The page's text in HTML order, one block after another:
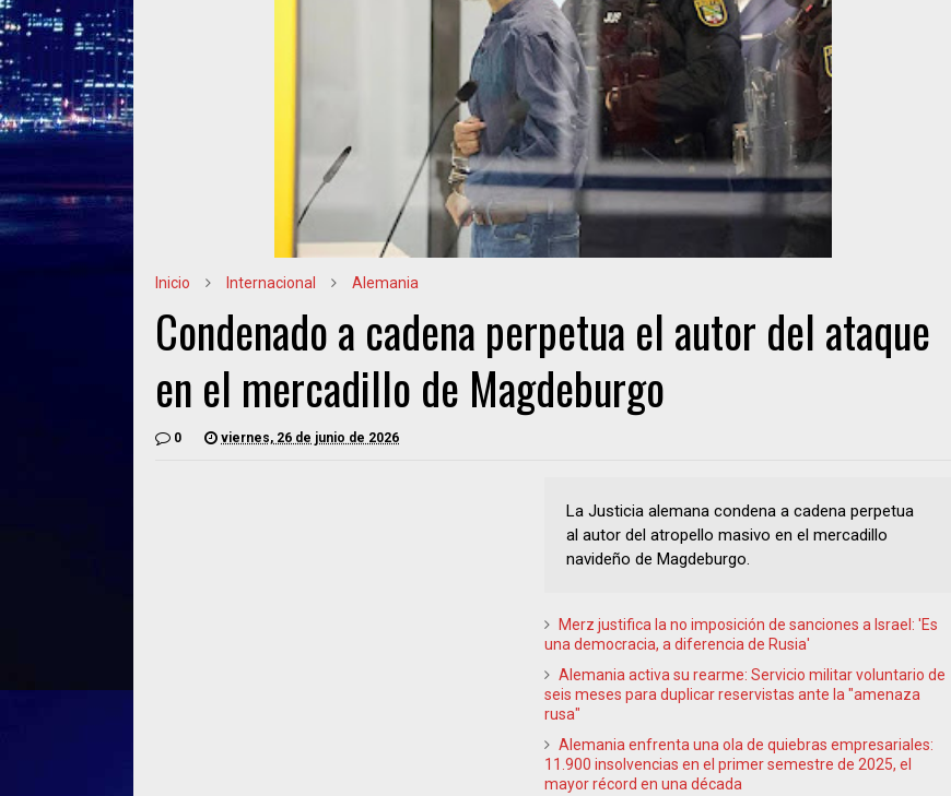
Inicio Internacional Alemania
Condenado a cadena perpetua el autor del ataque
en el mercadillo de Magdeburgo
0 viernes, 26 de junio de 2026
La Justicia alemana condena a cadena perpetua
al autor del atropello masivo en el mercadillo
navideño de Magdeburgo.
Merz justifica la no imposición de sanciones a Israel: 'Es
una democracia, a diferencia de Rusia'
Alemania activa su rearme: Servicio militar voluntario de
seis meses para duplicar reservistas ante la "amenaza
rusa"
Alemania enfrenta una ola de quiebras empresariales:
11.900 insolvencias en el primer semestre de 2025, el
mayor récord en una década